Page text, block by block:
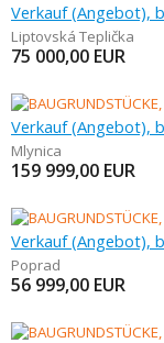
Verkauf (Angebot),
Liptovská Teplička
75 000,00 EUR
Verkauf (Angebot),
Mlynica
159 999,00 EUR
Verkauf (Angebot),
Poprad
56 999,00 EUR